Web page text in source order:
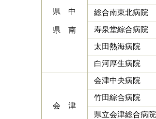
県 中
県 南
総合南東北病院
寿泉堂綜合病院
太田熱海病院
白河厚生病院
会 津
会津中央病院
竹田綜合病院
県立会津総合病院